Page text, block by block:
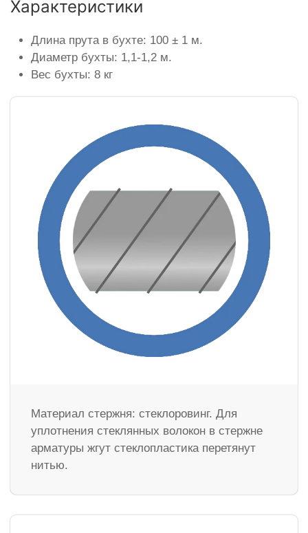
Характеристики
Длина прута в бухте: 100 ± 1 м.
Диаметр бухты: 1,1-1,2 м.
Вес бухты: 8 кг
Материал стержня: стеклоровинг. Для
уплотнения стеклянных волокон в стержне
арматуры жгут стеклопластика перетянут
нитью.